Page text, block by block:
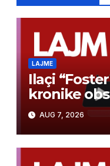
LAJME
Ilaçi
kronike
pulmonare
të merret
AUG 7, 2026